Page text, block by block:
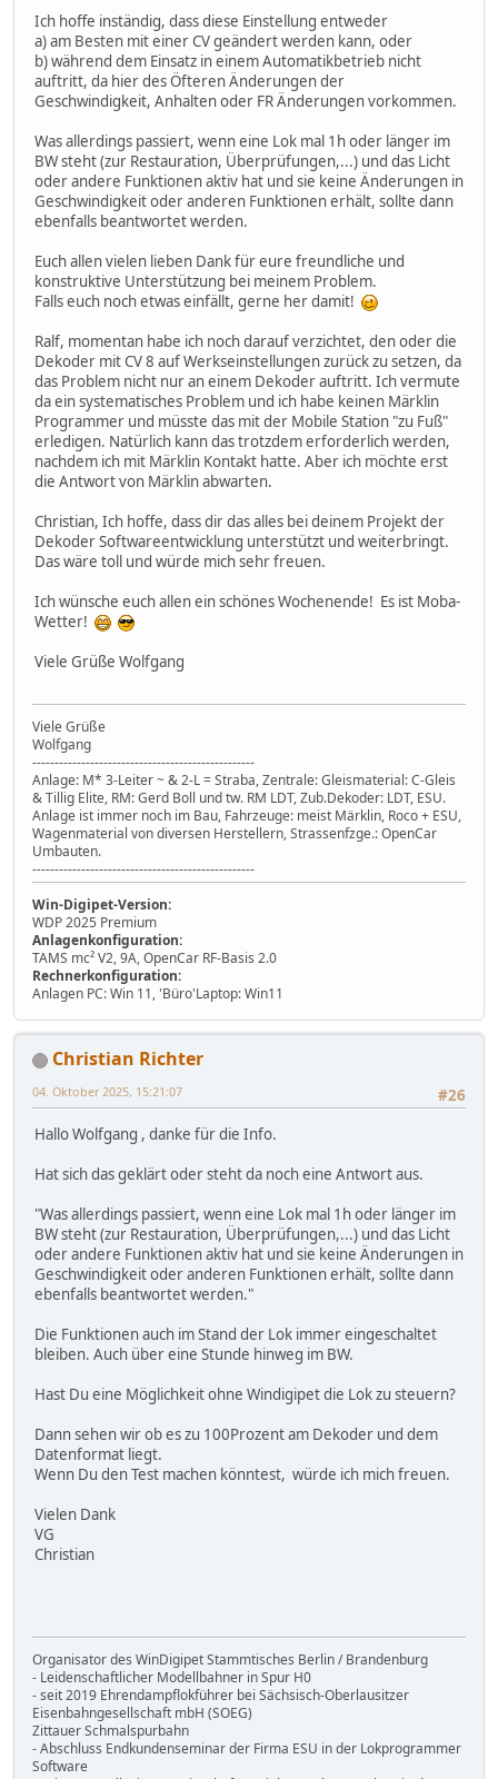
Ich hoffe inständig, dass diese Einstellung entweder
a) am Besten mit einer CV geändert werden kann, oder
b) während dem Einsatz in einem Automatikbetrieb nicht
auftritt, da hier des Öfteren Änderungen der
Geschwindigkeit, Anhalten oder FR Änderungen vorkommen.
Was allerdings passiert, wenn eine Lok mal 1h oder länger im
BW steht (zur Restauration, Überprüfungen,...) und das Licht
oder andere Funktionen aktiv hat und sie keine Änderungen in
Geschwindigkeit oder anderen Funktionen erhält, sollte dann
ebenfalls beantwortet werden.
Euch allen vielen lieben Dank für eure freundliche und
konstruktive Unterstützung bei meinem Problem.
Falls euch noch etwas einfällt, gerne her damit!
Ralf, momentan habe ich noch darauf verzichtet, den oder die
Dekoder mit CV 8 auf Werkseinstellungen zurück zu setzen, da
das Problem nicht nur an einem Dekoder auftritt. Ich vermute
da ein systematisches Problem und ich habe keinen Märklin
Programmer und müsste das mit der Mobile Station "zu Fuß"
erledigen. Natürlich kann das trotzdem erforderlich werden,
nachdem ich mit Märklin Kontakt hatte. Aber ich möchte erst
die Antwort von Märklin abwarten.
Christian, Ich hoffe, dass dir das alles bei deinem Projekt der
Dekoder Softwareentwicklung unterstützt und weiterbringt.
Das wäre toll und würde mich sehr freuen.
Ich wünsche euch allen ein schönes Wochenende! Es ist Moba-
Wetter!
Viele Grüße Wolfgang
Viele Grüße
Wolfgang
--------------------------------------------------
Anlage: M* 3-Leiter ~ & 2-L = Straba, Zentrale: Gleismaterial: C-Gleis
& Tillig Elite, RM: Gerd Boll und tw. RM LDT, Zub.Dekoder: LDT, ESU.
Anlage ist immer noch im Bau, Fahrzeuge: meist Märklin, Roco + ESU,
Wagenmaterial von diversen Herstellern, Strassenfzge.: OpenCar
Umbauten.
--------------------------------------------------
Win-Digipet-Version:
WDP 2025 Premium
Anlagenkonfiguration:
TAMS mc² V2, 9A, OpenCar RF-Basis 2.0
Rechnerkonfiguration:
Anlagen PC: Win 11, 'Büro'Laptop: Win11
Christian Richter
#26
04. Oktober 2025, 15:21:07
Hallo Wolfgang , danke für die Info.
Hat sich das geklärt oder steht da noch eine Antwort aus.
"Was allerdings passiert, wenn eine Lok mal 1h oder länger im
BW steht (zur Restauration, Überprüfungen,...) und das Licht
oder andere Funktionen aktiv hat und sie keine Änderungen in
Geschwindigkeit oder anderen Funktionen erhält, sollte dann
ebenfalls beantwortet werden."
Die Funktionen auch im Stand der Lok immer eingeschaltet
bleiben. Auch über eine Stunde hinweg im BW.
Hast Du eine Möglichkeit ohne Windigipet die Lok zu steuern?
Dann sehen wir ob es zu 100Prozent am Dekoder und dem
Datenformat liegt.
Wenn Du den Test machen könntest, würde ich mich freuen.
Vielen Dank
VG
Christian
Organisator des WinDigipet Stammtisches Berlin / Brandenburg
- Leidenschaftlicher Modellbahner in Spur H0
- seit 2019 Ehrendampflokführer bei Sächsisch-Oberlausitzer
Eisenbahngesellschaft mbH (SOEG)
Zittauer Schmalspurbahn
- Abschluss Endkundenseminar der Firma ESU in der Lokprogrammer
Software